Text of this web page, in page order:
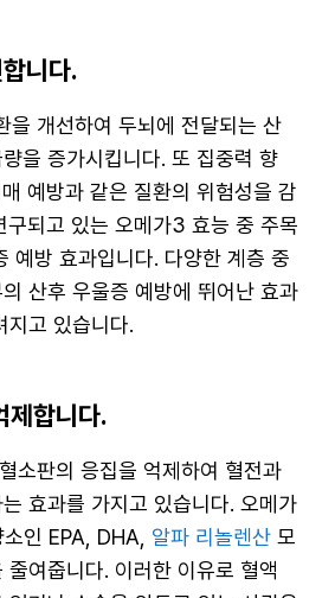
니다.
을 개선하여 두뇌에 전달되는 산
을 증가시킵니다. 또 집중력 향
예방과 같은 질환의 위험성을 감
구되고 있는 오메가3 효능 중 주목
예방 효과입니다. 다양한 계층 중
산후 우울증 예방에 뛰어난 효과
지고 있습니다.
제합니다.
소판의 응집을 억제하여 혈전과
효과를 가지고 있습니다. 오메가
인 EPA, DHA, 알파 리놀렌산 모
여줍니다. 이러한 이유로 혈액